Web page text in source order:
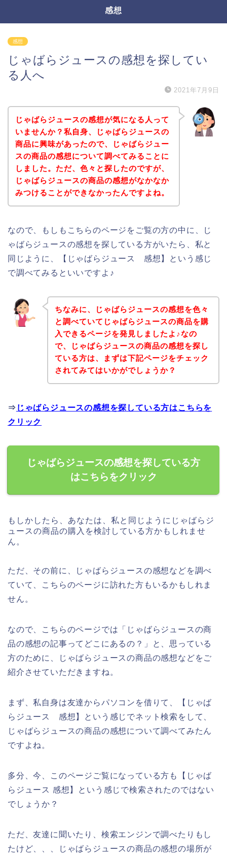
感想
感想
じゃばらジュースの感想を探してい
る人へ
2021年7月9日
じゃばらジュースの感想が気になる人って
いませんか？私自身、じゃばらジュースの
商品に興味があったので、じゃばらジュー
スの商品の感想について調べてみることに
しました。ただ、色々と探したのですが、
じゃばらジュースの商品の感想がなかなか
みつけることができなかったんですよね。
なので、もしもこちらのページをご覧の方の中に、じ
ゃばらジュースの感想を探している方がいたら、私と
同じように、【じゃばらジュース 感想】という感じ
で調べてみるといいですよ♪
ちなみに、じゃばらジュースの感想を色々
と調べていてじゃばらジュースの商品を購
入できるページを発見しましたよ♪なの
で、じゃばらジュースの商品の感想を探し
ている方は、まずは下記ページをチェック
されてみてはいかがでしょうか？
⇒ じゃばらジュースの感想を探している方はこちらを
クリック
じゃばらジュースの感想を探している方
はこちらをクリック
もしかしたら、あなたは、私と同じようにじゃばらジ
ュースの商品の購入を検討している方かもしれませ
ん。
ただ、その前に、じゃばらジュースの感想などを調べ
ていて、こちらのページに訪れた方もいるかもしれま
せん。
なので、こちらのページでは「じゃばらジュースの商
品の感想の記事ってどこにあるの？」と、思っている
方のために、じゃばらジュースの商品の感想などをご
紹介させていただきますね。
まず、私自身は友達からパソコンを借りて、【じゃば
らジュース 感想】という感じでネット検索をして、
じゃばらジュースの商品の感想について調べてみたん
ですよね。
多分、今、このページご覧になっている方も【じゃば
らジュース 感想】という感じで検索されたのではない
でしょうか？
ただ、友達に聞いたり、検索エンジンで調べたりもし
たけど、、、じゃばらジュースの商品の感想の場所が